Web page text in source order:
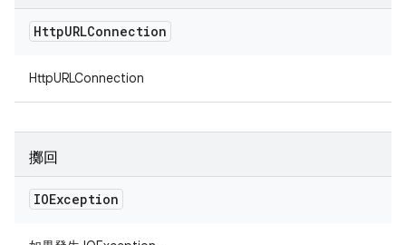
HttpURLConnection
HttpURLConnection
擲回
IOException